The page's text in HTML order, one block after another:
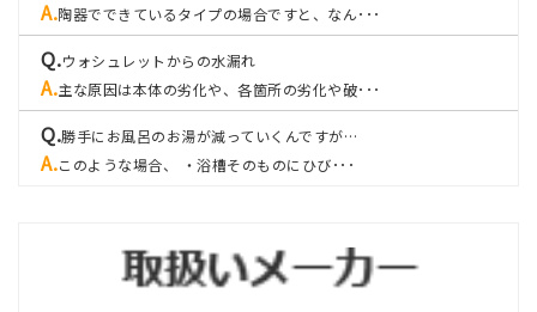
陶器でできているタイプの場合ですと、なん･･･
ウォシュレットからの水漏れ
主な原因は本体の劣化や、各箇所の劣化や破･･･
勝手にお風呂のお湯が減っていくんですが…
このような場合、 ・浴槽そのものにひび･･･